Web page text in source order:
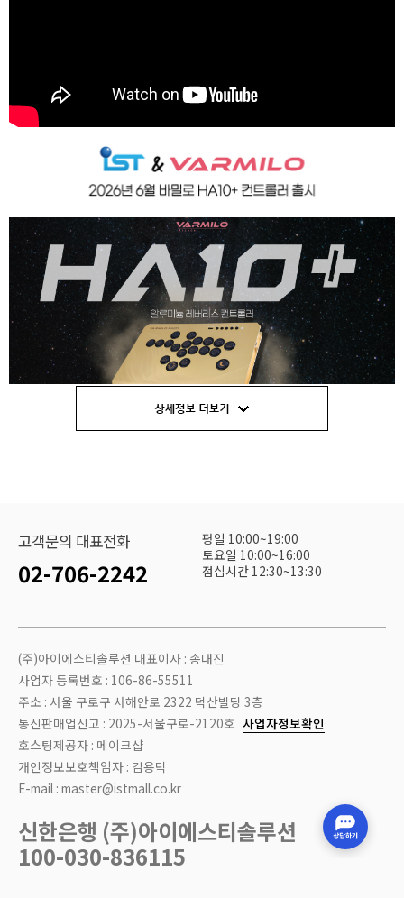
고객문의 대표전화
02-706-2242
평일 10:00~19:00
토요일 10:00~16:00
점심시간 12:30~13:30
(주)아이에스티솔루션 대표이사 : 송대진
사업자 등록번호 : 106-86-55511
주소 : 서울 구로구 서해안로 2322 덕산빌딩 3층
통신판매업신고 : 2025-서울구로-2120호 사업자정보확인
호스팅제공자 : 메이크샵
개인정보보호책임자 : 김용덕
E-mail : master@istmall.co.kr
신한은행 (주)아이에스티솔루션
100-030-836115